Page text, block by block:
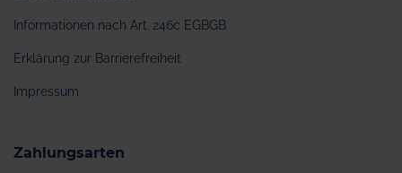
Informationen nach Art. 246c EGBGB
Erklärung zur Barrierefreiheit
Impressum
Zahlungsarten